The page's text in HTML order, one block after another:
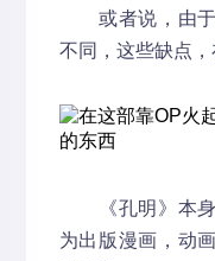
或者说，由于
不同，这些缺点，
《孔明》本身
为出版漫画，动